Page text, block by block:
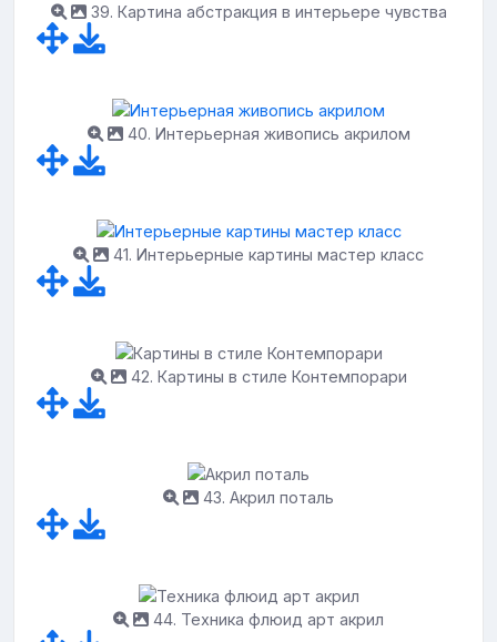
39. Картина абстракция в интерьере чувства
40. Интерьерная живопись акрилом
41. Интерьерные картины мастер класс
42. Картины в стиле Контемпорари
43. Акрил поталь
44. Техника флюид арт акрил